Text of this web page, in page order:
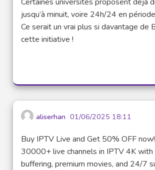
jusqu’à minuit, voire 24h/24 en
Ce serait un vrai plus si davantage de
cette initiative !
aliserhan 01/06/2025 18:11
Buy IPTV Live and Get 50% OFF
30000+ live channels in IPTV 4K with
buffering, premium movies, and 24/7